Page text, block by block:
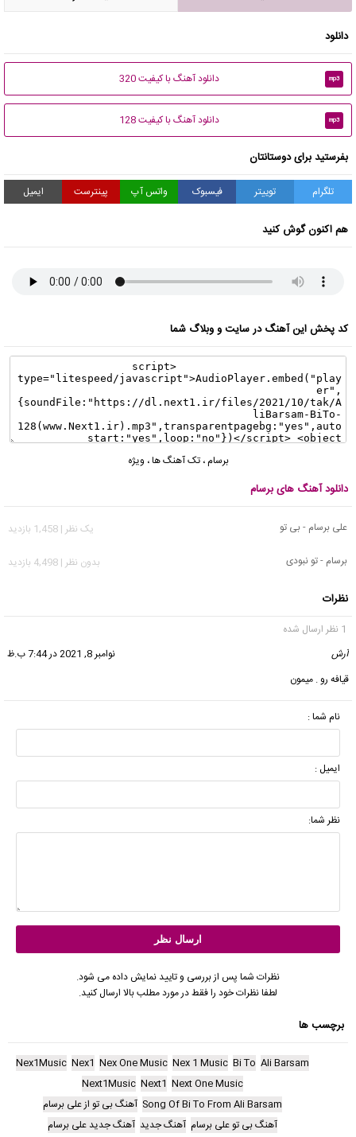
دانلود
mp3 دانلود آهنگ با کیفیت 320
mp3 دانلود آهنگ با کیفیت 128
بفرستید برای دوستانتان
تلگرام توییتر فیسبوک واتس آپ پینترست ایمیل
هم اکنون گوش کنید
کد پخش این آهنگ در سایت و وبلاگ شما
برسام،تک آهنگ ها، ویژه
دانلود آهنگ های برسام
علی برسام - بی تو
يک نظر | 1,458 بازدید
برسام - تو نبودی
بدون نظر | 4,498 بازدید
نظرات
1 نظر ارسال شده
آرش
نوامبر 8, 2021 در 7:44 ب.ظ
قیافه رو . میمون
نام شما :
ایمیل :
نظر شما:
نظرات شما پس از بررسی و تایید نمایش داده می شود.
لطفا نظرات خود را فقط در مورد مطلب بالا ارسال کنید.
برچسب ها
Ali Barsam
Bi To
Nex 1 Music
Nex One Music
Nex1
Nex1Music
Next One Music
Next1
Next1Music
Song Of Bi To From Ali Barsam آهنگ بی تو از علی برسام
آهنگ بی تو علی برسام آهنگ جدید آهنگ جدید علی برسام